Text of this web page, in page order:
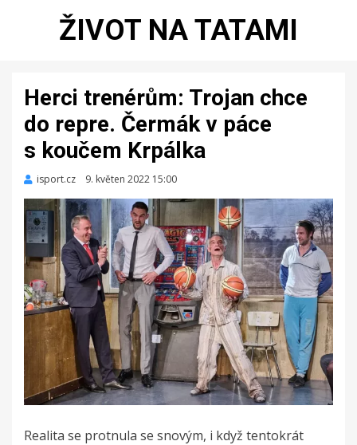
ŽIVOT NA TATAMI
Herci trenérům: Trojan chce
do repre. Čermák v páce
s koučem Krpálka
isport.cz
Zveřejněno
9. květen 2022 15:00
Realita se protnula se snovým, i když tentokrát